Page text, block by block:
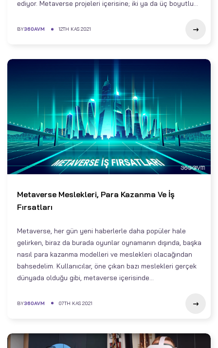
ediyor. Metaverse projeleri içerisine; iki ya da üç boyutlu...
BY360AVM 12TH KAS 2021
Metaverse Meslekleri, Para Kazanma Ve İş
Fırsatları
Metaverse, her gün yeni haberlerle daha popüler hale
gelirken, biraz da burada oyunlar oynamanın dışında, başka
nasıl para kazanma modelleri ve meslekleri olacağından
bahsedelim. Kullanıcılar, öne çıkan bazı meslekleri gerçek
dünyada olduğu gibi, metaverse içerisinde...
BY360AVM 07TH KAS 2021